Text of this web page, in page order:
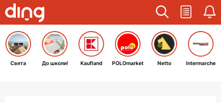
Свята До школи! Kaufland POLOmarket Netto Intermarche